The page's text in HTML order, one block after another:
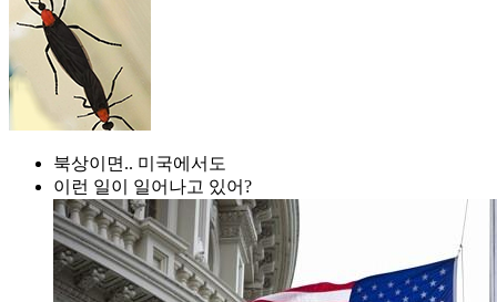
북상이면.. 미국에서도
이런 일이 일어나고 있어?